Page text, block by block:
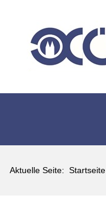
Aktuelle Seite: Startseite